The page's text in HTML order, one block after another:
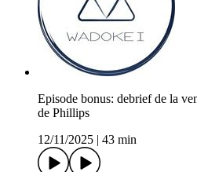
Episode bonus: debrief de la
de Phillips
12/11/2025
43 min